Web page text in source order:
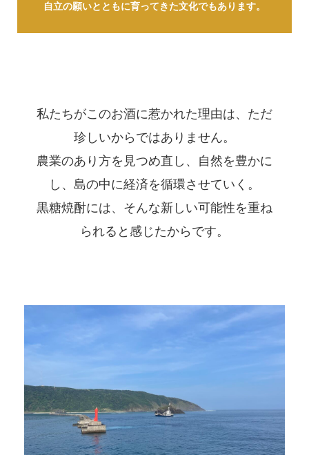
自立の願いとともに育ってきた文化でもあります。
私たちがこのお酒に惹かれた理由は、ただ
珍しいからではありません。
農業のあり方を見つめ直し、自然を豊かに
し、島の中に経済を循環させていく。
黒糖焼酎には、そんな新しい可能性を重ね
られると感じたからです。